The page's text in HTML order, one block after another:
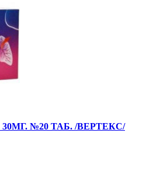
№20 ТАБ. /ВЕРТЕКС/